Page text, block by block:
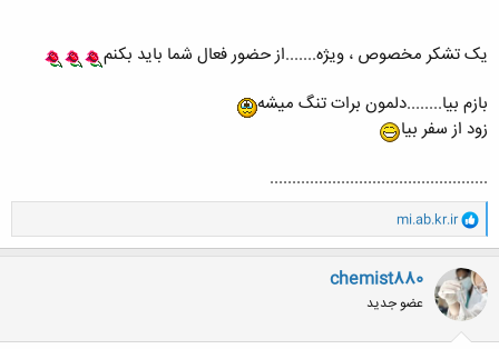
یک تشکر مخصوص ، ویژه.......از حضور فعال شما باید بکنم
بازم بیا........دلمون برات تنگ میشه
زود از سفر بیا
.................................................
و
ا
ک
ن
ش
ه
ا
mi.ab.kr.ir
chemist880
عضو جدید